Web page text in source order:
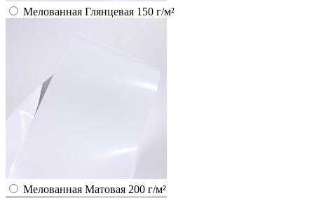
Мелованная Глянцевая 150 г/м²
Мелованная Матовая 200 г/м²